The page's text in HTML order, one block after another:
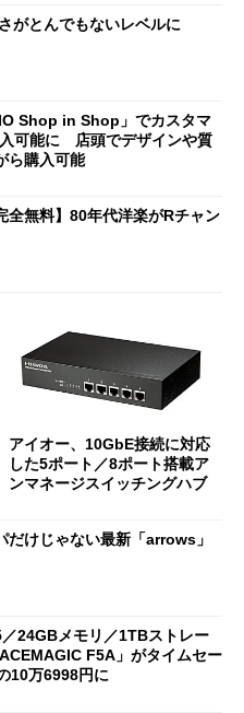
がとんでもないレベルに
Shop in Shop」でカスタマ
可能に 店頭でデザインや質
ら購入可能
全無料】80年代洋楽がRチャン
アイオー、10GbE接続に対応
した5ポート／8ポート搭載ア
ンマネージスイッチングハブ
だけじゃない最新「arrows」
24GBメモリ／1TBストレー
F5A」がタイムセー
10万6998円に